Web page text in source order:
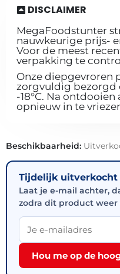
DISCLAIMER
MegaFoodstunter
nauwkeurige prijs-
Voor de meest
verpakking te
Onze diepgevroren
zorgvuldig bezorgd
-18°C. Na
opnieuw in te
Beschikbaarheid:
Tijdelijk uitverkocht
Laat je e-mail achter,
zodra dit product weer
Hou me op de